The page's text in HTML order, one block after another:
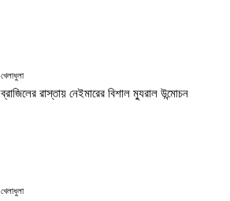
খেলাধুলা
ব্রাজিলের রাস্তায় নেইমারের বিশাল ম্যুরাল উন্মোচন
খেলাধুলা